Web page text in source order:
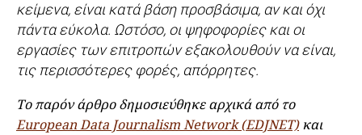
κείμενα, είναι κατά βάση προσβάσιμα, αν και όχι
πάντα εύκολα. Ωστόσο, οι ψηφοφορίες και οι
εργασίες των επιτροπών εξακολουθούν να είναι,
τις περισσότερες φορές, απόρρητες.
Το παρόν άρθρο δημοσιεύθηκε αρχικά από το
European Data Journalism Network (EDJNET)και